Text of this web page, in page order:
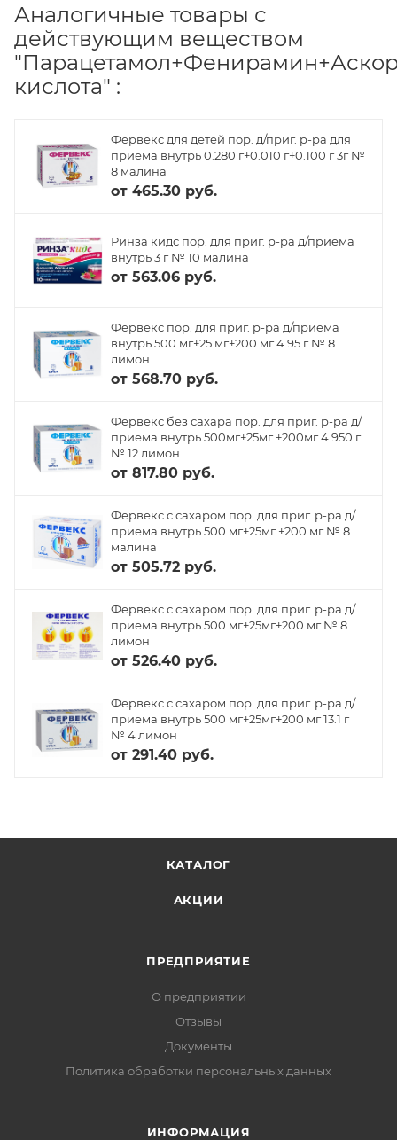
Аналогичные товары с
действующим веществом
кислота" :
Фервекс для детей пор. д/приг. р-ра для
приема внутрь 0.280 г+0.010 г+0.100 г 3г №
8 малина
от 465.30 руб.
Ринза кидс пор. для приг. р-ра д/приема
внутрь 3 г № 10 малина
от 563.06 руб.
Фервекс пор. для приг. р-ра д/приема
внутрь 500 мг+25 мг+200 мг 4.95 г № 8
лимон
от 568.70 руб.
Фервекс без сахара пор. для приг. р-ра д/
приема внутрь 500мг+25мг +200мг 4.950 г
№ 12 лимон
от 817.80 руб.
Фервекс с сахаром пор. для приг. р-ра д/
приема внутрь 500 мг+25мг +200 мг № 8
малина
от 505.72 руб.
Фервекс с сахаром пор. для приг. р-ра д/
приема внутрь 500 мг+25мг+200 мг № 8
лимон
от 526.40 руб.
Фервекс с сахаром пор. для приг. р-ра д/
приема внутрь 500 мг+25мг+200 мг 13.1 г
№ 4 лимон
от 291.40 руб.
КАТАЛОГ
АКЦИИ
ПРЕДПРИЯТИЕ
О предприятии
Отзывы
Документы
Политика обработки персональных данных
ИНФОРМАЦИЯ